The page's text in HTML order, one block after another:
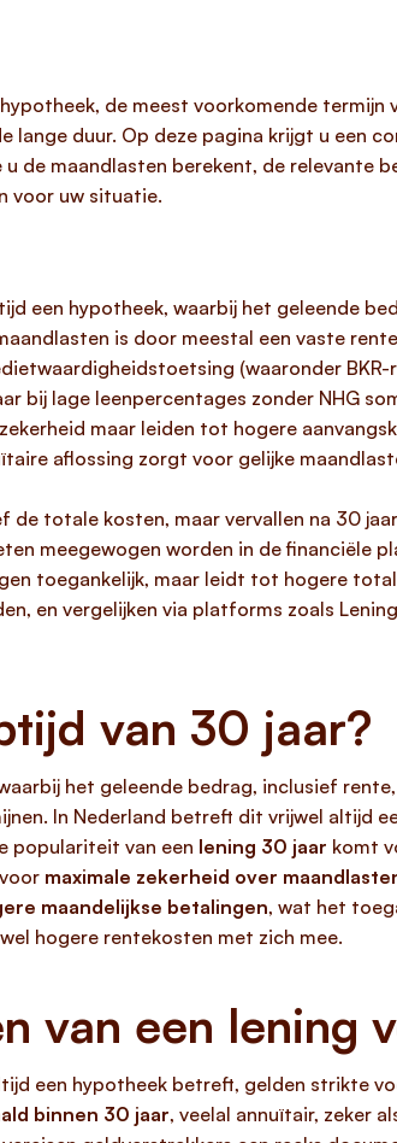
de meest voorkomende termijn
lange duur. Op deze pagina krijgt u een
de maandlasten berekent, de relevante
voor uw situatie.
een hypotheek, waarbij het geleende
is door meestal een vaste
(waaronder BKR-
bij lage leenpercentages zonder NHG
maar leiden tot hogere
aflossing zorgt voor gelijke
totale kosten, maar vervallen na 30
meegewogen worden in de financiële
toegankelijk, maar leidt tot hogere
en vergelijken via platforms zoals
van 30 jaar?
het geleende bedrag, inclusief
In Nederland betreft dit vrijwel altijd
populariteit van een lening 30 jaar komt
maximale zekerheid over
maandelijkse betalingen, wat het
hogere rentekosten met zich mee.
van een lening
een hypotheek betreft, gelden strikte
binnen 30 jaar, veelal annuïtair, zeker